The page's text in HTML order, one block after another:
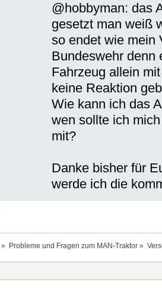
@hobbyman: das
gesetzt man weiß
so endet wie mein
Bundeswehr denn
Fahrzeug allein
keine Reaktion
Wie kann ich das
wen sollte ich
mit?
Danke bisher für
werde ich die
» Probleme und Fragen zum MAN-Traktor »